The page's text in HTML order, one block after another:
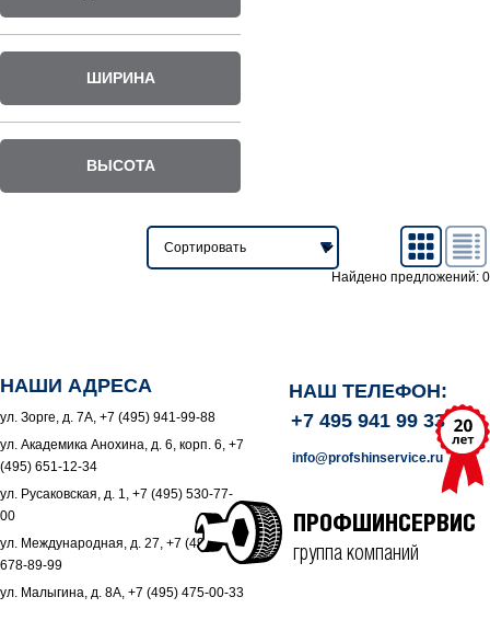
ШИРИНА
ВЫСОТА
Найдено предложений: 0
НАШИ АДРЕСА
ул. Зорге, д. 7А, +7 (495) 941-99-88
ул. Академика Анохина, д. 6, корп. 6, +7
(495) 651-12-34
ул. Русаковская, д. 1, +7 (495) 530-77-
00
ул. Международная, д. 27, +7 (495)
678-89-99
ул. Малыгина, д. 8А, +7 (495) 475-00-33
НАШ ТЕЛЕФОН:
+7 495 941 99 33
info@profshinservice.ru
ПРОФШИНСЕРВИС
группа компаний